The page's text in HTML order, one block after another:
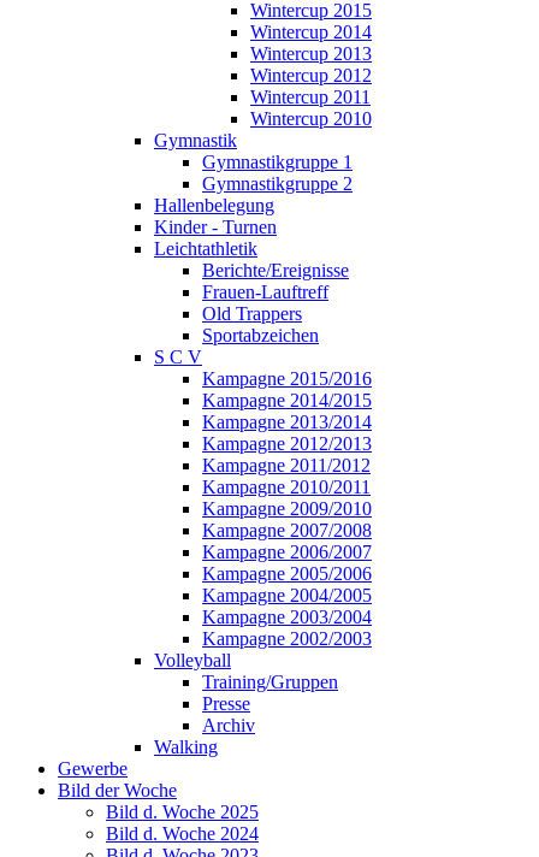
Wintercup 2015
Wintercup 2014
Wintercup 2013
Wintercup 2012
Wintercup 2011
Wintercup 2010
Gymnastik
Gymnastikgruppe 1
Gymnastikgruppe 2
Hallenbelegung
Kinder - Turnen
Leichtathletik
Berichte/Ereignisse
Frauen-Lauftreff
Old Trappers
Sportabzeichen
S C V
Kampagne 2015/2016
Kampagne 2014/2015
Kampagne 2013/2014
Kampagne 2012/2013
Kampagne 2011/2012
Kampagne 2010/2011
Kampagne 2009/2010
Kampagne 2007/2008
Kampagne 2006/2007
Kampagne 2005/2006
Kampagne 2004/2005
Kampagne 2003/2004
Kampagne 2002/2003
Volleyball
Training/Gruppen
Presse
Archiv
Walking
Gewerbe
Bild der Woche
Bild d. Woche 2025
Bild d. Woche 2024